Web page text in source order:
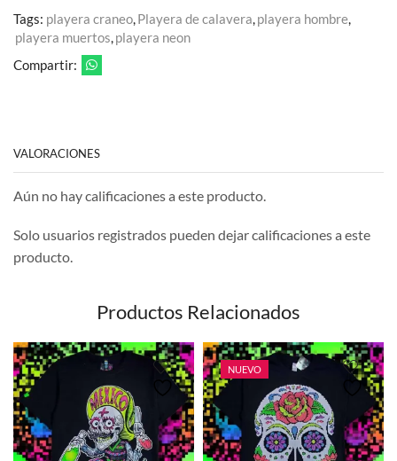
Tags: playera craneo,Playera de calavera,playera hombre,
playera muertos,playera neon
Compartir:
VALORACIONES
Aún no hay calificaciones a este producto.
Solo usuarios registrados pueden dejar calificaciones a este
producto.
Productos Relacionados
NUEVO